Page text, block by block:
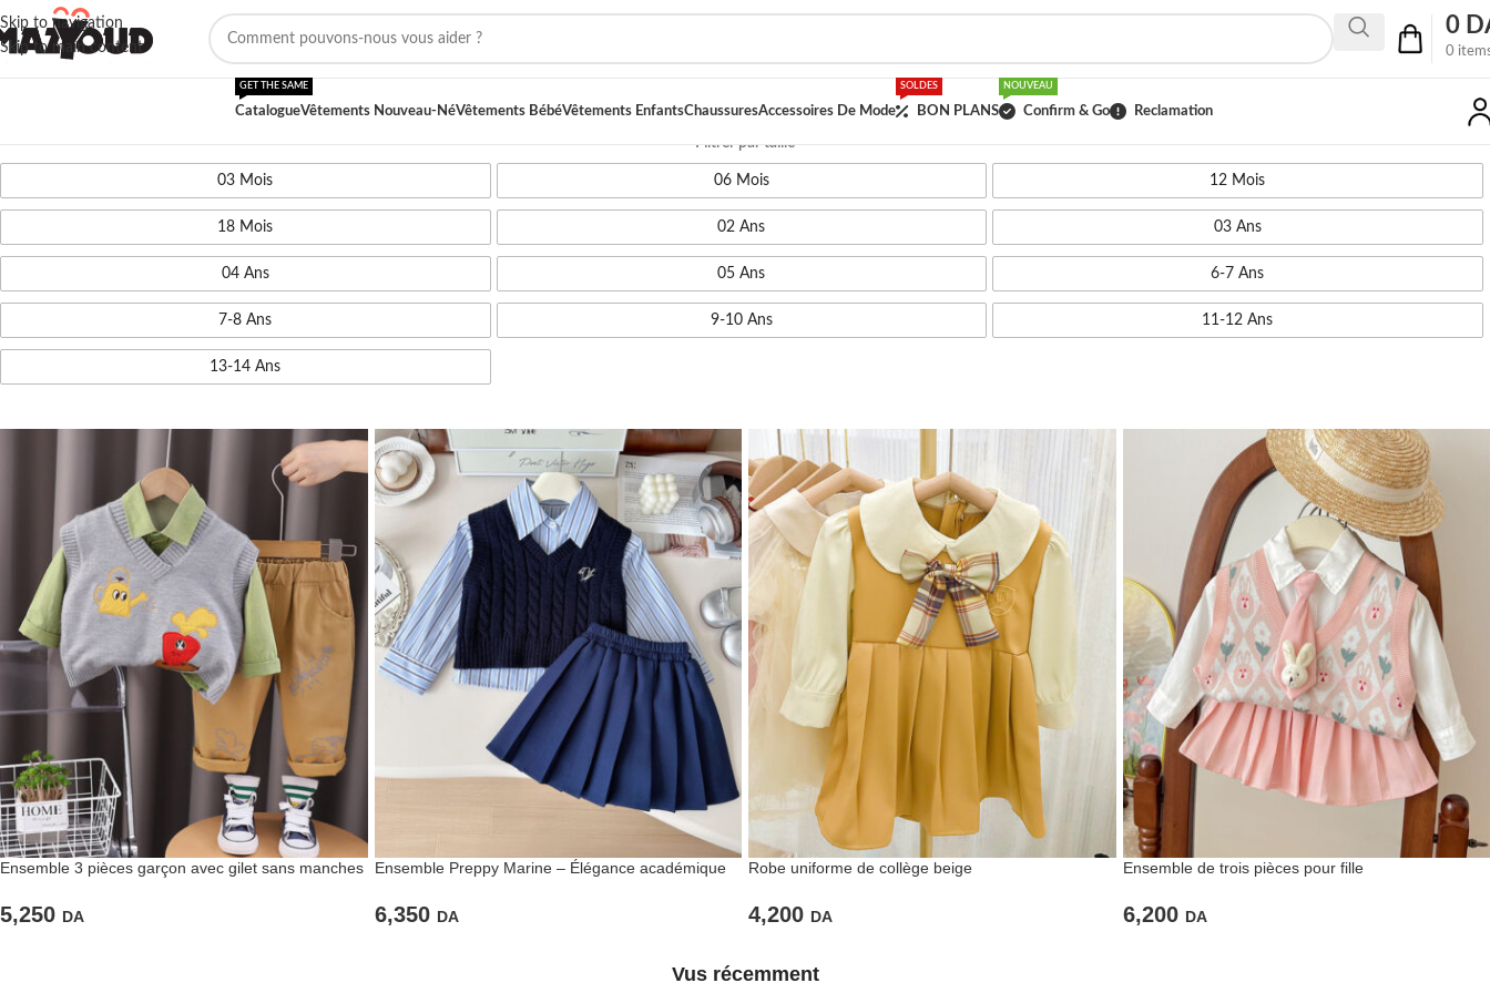
Skip to navigation
Skip to main content
0
0
Catalogue
GET THE SAME
Vêtements Nouveau-NéVêtements BébéVêtements EnfantsChaussuresAccessoires De Mode BON PLANS
SOLDES
Confirm & Go
NOUVEAU
Reclamation
Filtrer par taille
03 Mois 06 Mois 12 Mois
18 Mois 02 Ans 03 Ans
04 Ans 05 Ans 6-7 Ans
7-8 Ans 9-10 Ans 11-12 Ans
13-14 Ans
Ensemble 3 pièces garçon avec gilet sans manches
5,250 DA
Ensemble Preppy Marine – Élégance académique
6,350 DA
Robe uniforme de collège beige
4,200 DA
Ensemble de trois pièces pour fille
6,200 DA
Vus récemment